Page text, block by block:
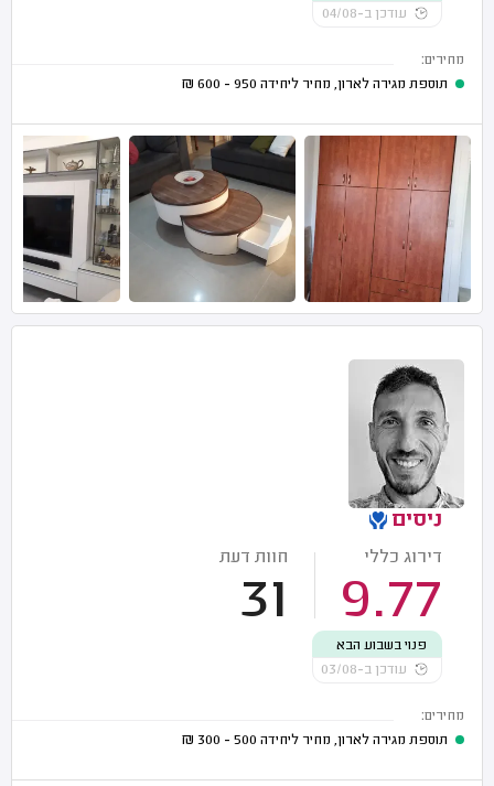
עודכן ב-04/08
מחירים:
תוספת מגירה לארון, מחיר ליחידה 950 - 600
₪
ניסים
דירוג כללי
9.77
חוות דעת
31
פנוי בשבוע הבא
עודכן ב-03/08
מחירים:
תוספת מגירה לארון, מחיר ליחידה 500 - 300
₪